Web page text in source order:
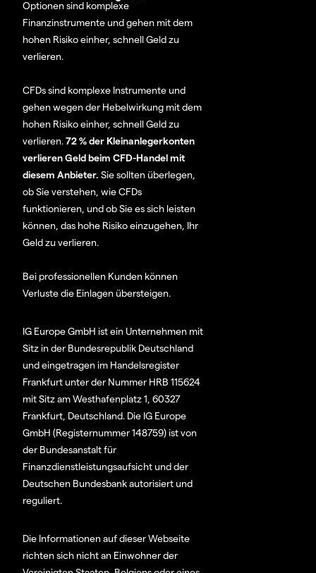
Optionen sind komplexe
Finanzinstrumente und gehen mit dem
hohen Risiko einher, schnell Geld zu
verlieren.
CFDs sind komplexe Instrumente und
gehen wegen der Hebelwirkung mit dem
hohen Risiko einher, schnell Geld zu
verlieren.72 % der Kleinanlegerkonten
verlieren Geld beim CFD-Handel mit
diesem Anbieter. Sie sollten überlegen,
ob Sie verstehen, wie CFDs
funktionieren, und ob Sie es sich leisten
können, das hohe Risiko einzugehen, Ihr
Geld zu verlieren.
Bei professionellen Kunden können
Verluste die Einlagen übersteigen.
IG Europe GmbH ist ein Unternehmen mit
Sitz in der Bundesrepublik Deutschland
und eingetragen im Handelsregister
Frankfurt unter der Nummer HRB 115624
mit Sitz am Westhafenplatz 1, 60327
Frankfurt, Deutschland. Die IG Europe
GmbH (Registernummer 148759) ist von
der Bundesanstalt für
Finanzdienstleistungsaufsicht und der
Deutschen Bundesbank autorisiert und
reguliert.
Die Informationen auf dieser Webseite
richten sich nicht an Einwohner der